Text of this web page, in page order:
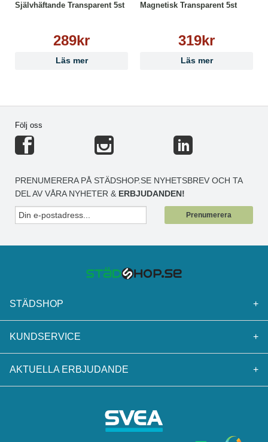
Självhäftande Transparent 5st
289kr
Läs mer
Magnetisk Transparent 5st
319kr
Läs mer
Följ oss
PRENUMERERA PÅ STÄDSHOP.SE NYHETSBREV OCH TA
DEL AV VÅRA NYHETER & ERBJUDANDEN!
Prenumerera
STÄDSHOP +
KUNDSERVICE +
AKTUELLA ERBJUDANDE +